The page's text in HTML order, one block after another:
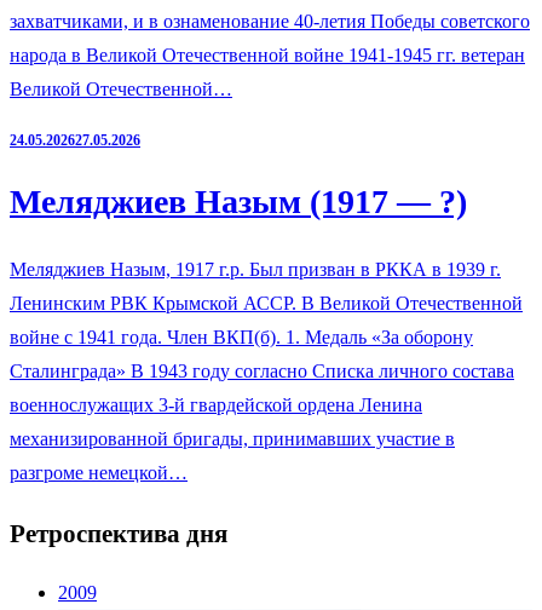
захватчиками, и в ознаменование 40-летия Победы советского
народа в Великой Отечественной войне 1941-1945 гг. ветеран
Великой Отечественной…
24.05.202627.05.2026
Меляджиев Назым (1917 — ?)
Меляджиев Назым, 1917 г.р. Был призван в РККА в 1939 г.
Ленинским РВК Крымской АССР. В Великой Отечественной
войне с 1941 года. Член ВКП(б). 1. Медаль «За оборону
Сталинграда» В 1943 году согласно Списка личного состава
военнослужащих 3-й гвардейской ордена Ленина
механизированной бригады, принимавших участие в
разгроме немецкой…
Ретроспектива дня
2009